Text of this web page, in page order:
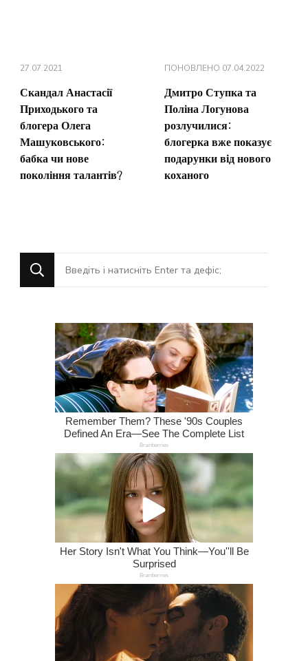
27.07.2021
Скандал Анастасії
Приходького та
блогера Олега
Машуковського:
бабка чи нове
покоління талантів?
ПОНОВЛЕНО 07.04.2022
Дмитро Ступка та
Поліна Логунова
розлучилися:
блогерка вже показує
подарунки від нового
коханого
Шукаєте
щось?